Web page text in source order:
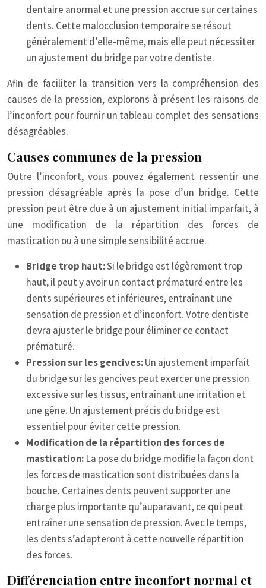
dentaire anormal et une pression accrue sur certaines
dents. Cette malocclusion temporaire se résout
généralement d’elle-même, mais elle peut nécessiter
un ajustement du bridge par votre dentiste.
Afin de faciliter la transition vers la compréhension des
causes de la pression, explorons à présent les raisons de
l’inconfort pour fournir un tableau complet des sensations
désagréables.
Causes communes de la pression
Outre l’inconfort, vous pouvez également ressentir une
pression désagréable après la pose d’un bridge. Cette
pression peut être due à un ajustement initial imparfait, à
une modification de la répartition des forces de
mastication ou à une simple sensibilité accrue.
Bridge trop haut:Si le bridge est légèrement trop
haut, il peut y avoir un contact prématuré entre les
dents supérieures et inférieures, entraînant une
sensation de pression et d’inconfort. Votre dentiste
devra ajuster le bridge pour éliminer ce contact
prématuré.
Pression sur les gencives:Un ajustement imparfait
du bridge sur les gencives peut exercer une pression
excessive sur les tissus, entraînant une irritation et
une gêne. Un ajustement précis du bridge est
essentiel pour éviter cette pression.
Modification de la répartition des forces de
mastication: La pose du bridge modifie la façon dont
les forces de mastication sont distribuées dans la
bouche. Certaines dents peuvent supporter une
charge plus importante qu’auparavant, ce qui peut
entraîner une sensation de pression. Avec le temps,
les dents s’adapteront à cette nouvelle répartition
des forces.
Différenciation entre inconfort normal et